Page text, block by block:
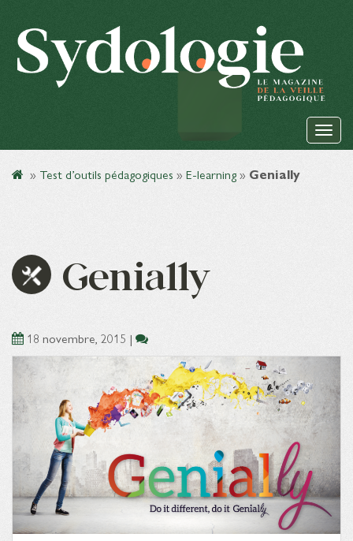
» Test d’outils pédagogiques » E-learning» Genially
Genially
18 novembre, 2015 |